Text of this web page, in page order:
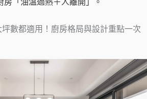
數都適用！廚房格局與設計重點一次